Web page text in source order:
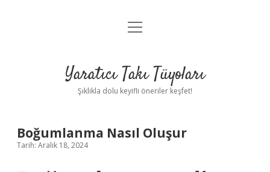
Anasayfa
Yasal Uyarı
menüyü
Yaratıcı Takı Tüyoları
Şıklıkla dolu keyifli öneriler keşfet!
Boğumlanma Nasıl Oluşur
Tarih: Aralık 18, 2024